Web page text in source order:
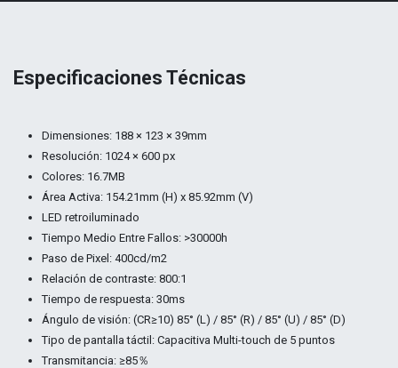
Especificaciones Técnicas
Dimensiones: 188 × 123 × 39mm
Resolución: 1024 × 600 px
Colores: 16.7MB
Área Activa: 154.21mm (H) x 85.92mm (V)
LED retroiluminado
Tiempo Medio Entre Fallos: >30000h
Paso de Pixel: 400cd/m2
Relación de contraste: 800:1
Tiempo de respuesta: 30ms
Ángulo de visión: (CR≥10) 85° (L) / 85° (R) / 85° (U) / 85° (D)
Tipo de pantalla táctil: Capacitiva Multi-touch de 5 puntos
Transmitancia: ≥85％